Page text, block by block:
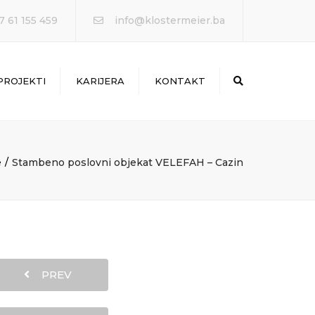
61 155 459 info@klostermeier.ba
KARIJERA KONTAKT
Stambeno poslovni objekat VELEFAH – Cazin
PREV